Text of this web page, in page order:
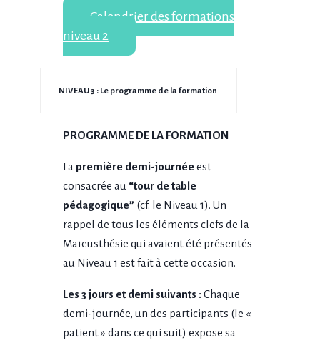
Calendrier des formations
niveau 2
NIVEAU 3 : Le programme de la formation
PROGRAMME DE LA FORMATION
La première demi-journée est
consacrée au “tour de table
pédagogique” (cf. le Niveau 1). Un
rappel de tous les éléments clefs de la
Maïeusthésie qui avaient été présentés
au Niveau 1 est fait à cette occasion.
Les 3 jours et demi suivants : Chaque
demi-journée, un des participants (le «
patient » dans ce qui suit) expose sa